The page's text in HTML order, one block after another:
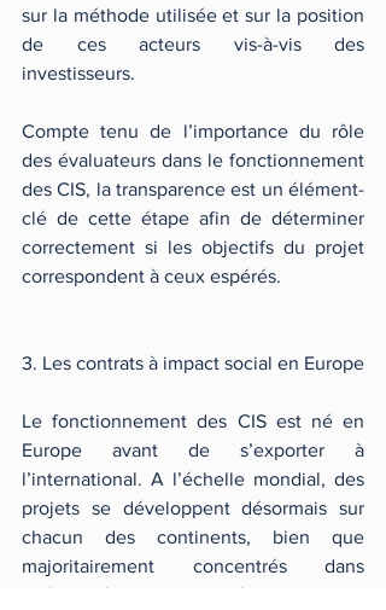
sur la méthode utilisée et sur la position
de ces acteurs vis-à-vis des
investisseurs.
Compte tenu de l’importance du rôle
des évaluateurs dans le fonctionnement
des CIS, la transparence est un élément-
clé de cette étape afin de déterminer
correctement si les objectifs du projet
correspondent à ceux espérés.
3. Les contrats à impact social en Europe
Le fonctionnement des CIS est né en
Europe avant de s’exporter à
l’international. A l’échelle mondial, des
projets se développent désormais sur
chacun des continents, bien que
majoritairement concentrés dans
l’hémisphère Nord. De même, la plupart